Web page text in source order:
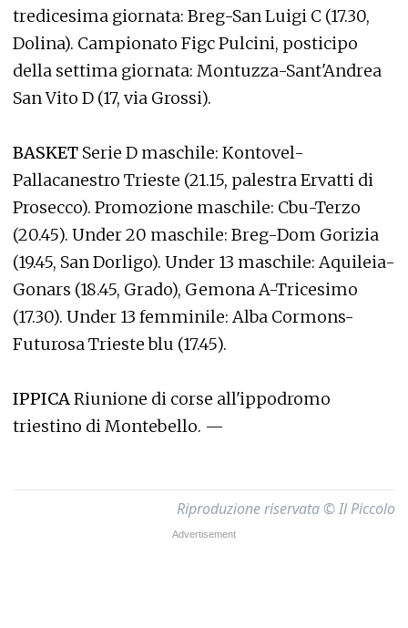
tredicesima giornata: Breg-San Luigi C (17.30,
Dolina). Campionato Figc Pulcini, posticipo
della settima giornata: Montuzza-Sant'Andrea
San Vito D (17, via Grossi).
BASKET Serie D maschile: Kontovel-
Pallacanestro Trieste (21.15, palestra Ervatti di
Prosecco). Promozione maschile: Cbu-Terzo
(20.45). Under 20 maschile: Breg-Dom Gorizia
(19.45, San Dorligo). Under 13 maschile: Aquileia-
Gonars (18.45, Grado), Gemona A-Tricesimo
(17.30). Under 13 femminile: Alba Cormons-
Futurosa Trieste blu (17.45).
IPPICARiunione di corse all'ippodromo
triestino di Montebello. —
Riproduzione riservata © Il Piccolo